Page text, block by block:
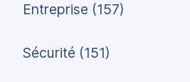
Entreprise (157)
Sécurité (151)